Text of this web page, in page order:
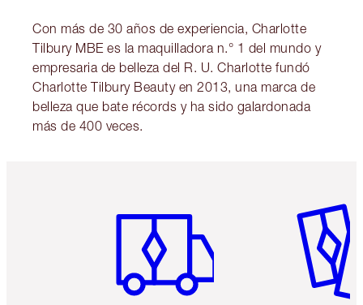
Con más de 30 años de experiencia, Charlotte
Tilbury MBE es la maquilladora n.° 1 del mundo y
empresaria de belleza del R. U. Charlotte fundó
Charlotte Tilbury Beauty en 2013, una marca de
belleza que bate récords y ha sido galardonada
más de 400 veces.